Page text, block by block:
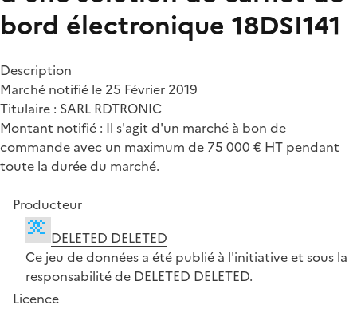
bord électronique 18DSI141
Description
Marché notifié le 25 Février 2019
Titulaire : SARL RDTRONIC
Montant notifié : Il s'agit d'un marché à bon de
commande avec un maximum de 75 000 € HT pendant
toute la durée du marché.
Producteur
DELETED DELETED
Ce jeu de données a été publié à l'initiative et sous la
responsabilité de DELETED DELETED.
Licence